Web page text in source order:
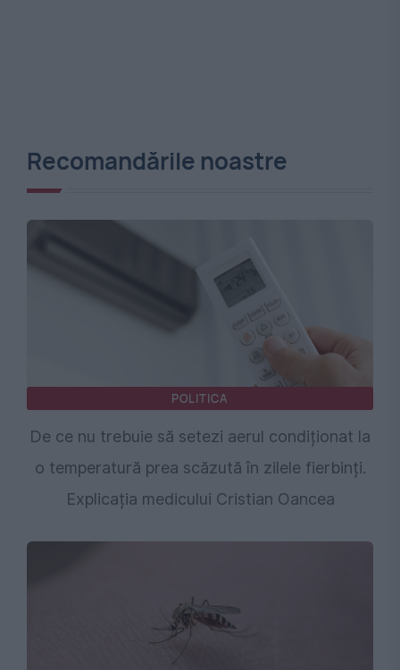
Recomandările noastre
POLITICA
De ce nu trebuie să setezi aerul condiționat la
o temperatură prea scăzută în zilele fierbinți.
Explicația medicului Cristian Oancea